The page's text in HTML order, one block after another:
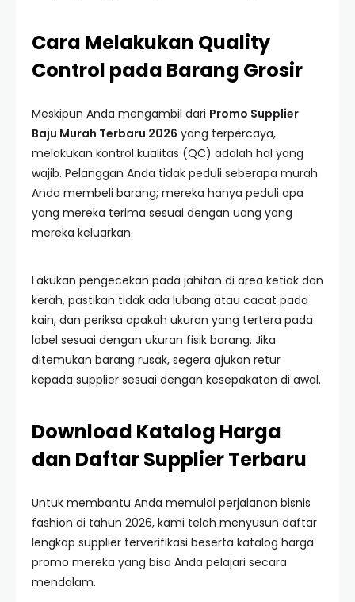
Cara Melakukan Quality
Control pada Barang Grosir
Meskipun Anda mengambil dari Promo Supplier
Baju Murah Terbaru 2026 yang terpercaya,
melakukan kontrol kualitas (QC) adalah hal yang
wajib. Pelanggan Anda tidak peduli seberapa murah
Anda membeli barang; mereka hanya peduli apa
yang mereka terima sesuai dengan uang yang
mereka keluarkan.
Lakukan pengecekan pada jahitan di area ketiak dan
kerah, pastikan tidak ada lubang atau cacat pada
kain, dan periksa apakah ukuran yang tertera pada
label sesuai dengan ukuran fisik barang. Jika
ditemukan barang rusak, segera ajukan retur
kepada supplier sesuai dengan kesepakatan di awal.
Download Katalog Harga
dan Daftar Supplier Terbaru
Untuk membantu Anda memulai perjalanan bisnis
fashion di tahun 2026, kami telah menyusun daftar
lengkap supplier terverifikasi beserta katalog harga
promo mereka yang bisa Anda pelajari secara
mendalam.